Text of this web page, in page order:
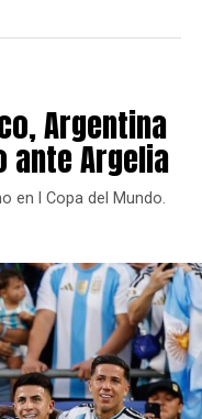
Argentina
ante Argelia
en l Copa del Mundo.